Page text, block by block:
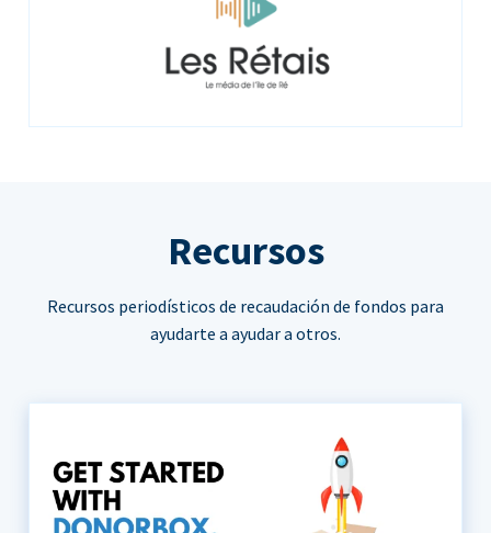
Recursos
Recursos periodísticos de recaudación de fondos para
ayudarte a ayudar a otros.